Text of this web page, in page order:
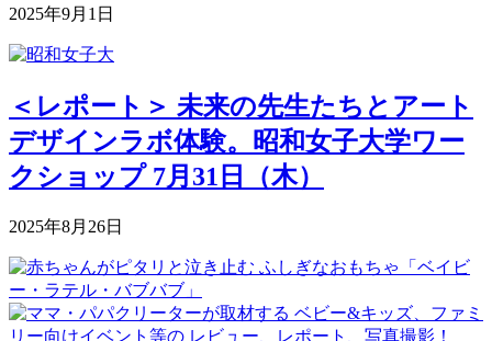
2025年9月1日
＜レポート＞ 未来の先生たちとアート
デザインラボ体験。昭和女子大学ワー
クショップ 7月31日（木）
2025年8月26日